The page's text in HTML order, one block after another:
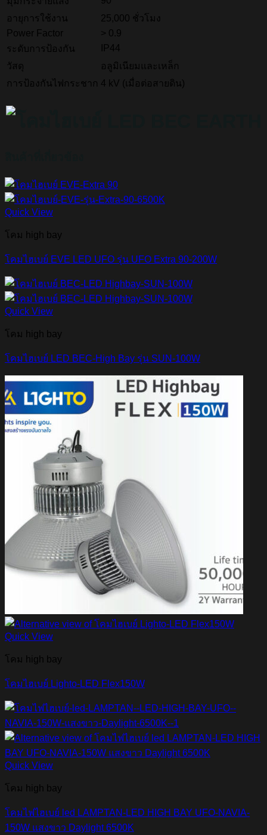
อายุการใช้งาน
25,000 ชั่วโมง
Power Factor
> 0.9
ระดับการป้องกัน
IP44
วัสดุ
อลูมิเนียมและเหล็ก
การป้องกันไฟกระชาก 4 kV (เมื่อต่อสายดิน)
Quick View
โคม high bay
โคมไฮเบย์ EVE LED UFO รุ่น UFO Extra 90-200W
Quick View
โคม high bay
โคมไฮเบย์ LED BEC-High Bay รุ่น SUN-100W
Quick View
โคม high bay
โคมไฮเบย์ Lighto-LED Flex150W
Quick View
โคม high bay
โคมไฟไฮเบย์ led LAMPTAN-LED HIGH BAY UFO-NAVIA-
150W แสงขาว Daylight 6500K